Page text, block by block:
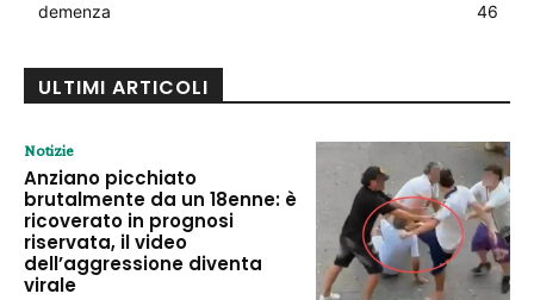
demenza
46
ULTIMI ARTICOLI
Notizie
Anziano picchiato
brutalmente da un 18enne: è
ricoverato in prognosi
riservata, il video
dell’aggressione diventa
virale